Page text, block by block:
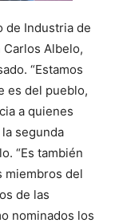
de Industria de
Albelo,
“Estamos
es del pueblo,
a quienes
segunda
“Es también
miembros del
de las
nominados los